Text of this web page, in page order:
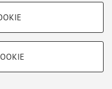
per il corretto